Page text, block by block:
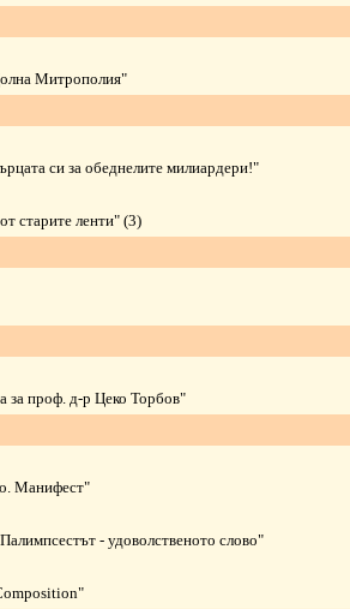
Митрополия"
си за обеднелите милиардери!"
старите ленти" (3)
за проф. д-р Цеко Торбов"
Манифест"
- удоволственото слово"